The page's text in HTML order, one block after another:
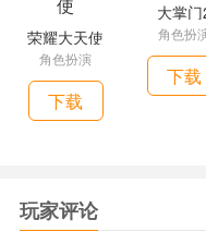
荣耀大天使
角色扮演
下载
大掌
角色扮
下载
玩家评论